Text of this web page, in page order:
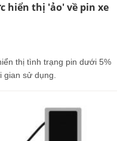
hiển thị 'ảo' về pin xe
thị tình trạng pin dưới 5%
gian sử dụng.